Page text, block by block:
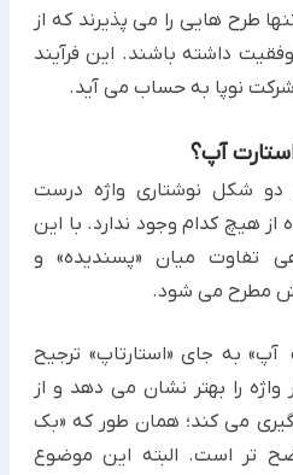
طرح هایی را می پذیرند که از
داشته باشند. این فرآیند
شرکت نوپا به حساب می آید.
آپ؟
شکل نوشتاری واژه درست
هیچ کدام وجود ندارد. با این
تفاوت میان «پسندیده» و
مطرح می شود.
آپ» به جای «استارتاپ» ترجیح
را بهتر نشان می دهد و از
می کند؛ همان طور که «بک
تر است. البته این موضوع